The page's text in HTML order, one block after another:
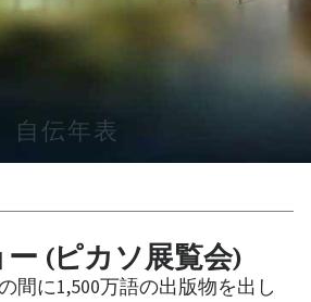
自伝年表
(ピカソ展覧会)
間に1,500万語の出版物を出し